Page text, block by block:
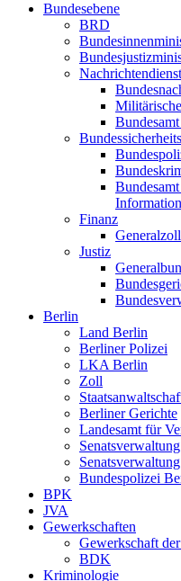
Bundesebene
BRD
Finanz
Justiz
Berlin
Land Berlin
Berliner Polizei
LKA Berlin
Zoll
Berliner Gerichte
Landesamt für
Bundespolizei
BPK
JVA
Gewerkschaften
Gewerkschaft
BDK
Kriminologie